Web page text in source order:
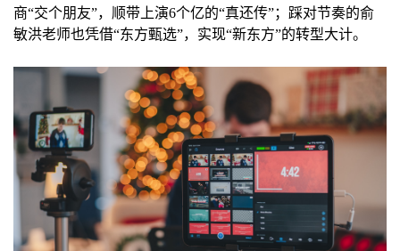
商“交个朋友”，顺带上演6个亿的“真还传”；踩对节奏的俞
敏洪老师也凭借“东方甄选”，实现“新东方”的转型大计。